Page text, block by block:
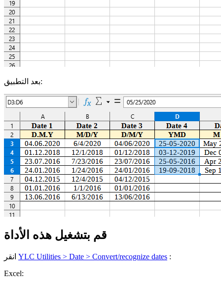
بعد التطبيق:
قم بتشغيل هذه الأداة
YLC Utilities > Date > Convert/recognize dates :
Excel: